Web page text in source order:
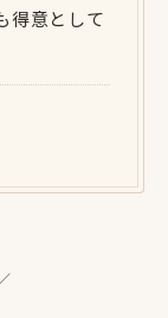
得意として